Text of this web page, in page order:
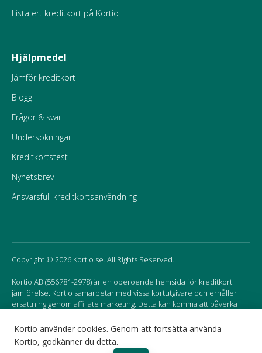
Kortio använder cookies. Genom att fortsätta använda
Kortio, godkänner du detta.
Lista ert kreditkort på Kortio
Hjälpmedel
Jämför kreditkort
Blogg
Frågor & svar
Undersökningar
Kreditkortstest
Nyhetsbrev
Ansvarsfull kreditkortsanvändning
Copyright © 2026 Kortio.se. All Rights Reserved.
Kortio AB (556781-2978) är en oberoende hemsida för kreditkort
jämförelse. Kortio samarbetar med vissa kortutgivare och erhåller
ersättning genom affiliate marketing. Detta kan komma att påverka i
Norway